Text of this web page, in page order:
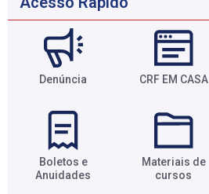
Denúncia CRF EM CASA
Boletos e
Anuidades​
Materiais de
cursos​